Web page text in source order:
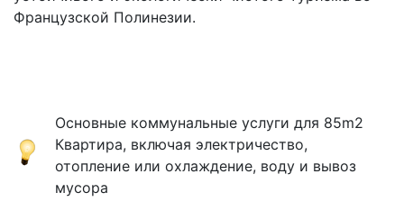
Французской Полинезии.
Основные коммунальные услуги для 85m2
Квартира, включая электричество,
отопление или охлаждение, воду и вывоз
мусора